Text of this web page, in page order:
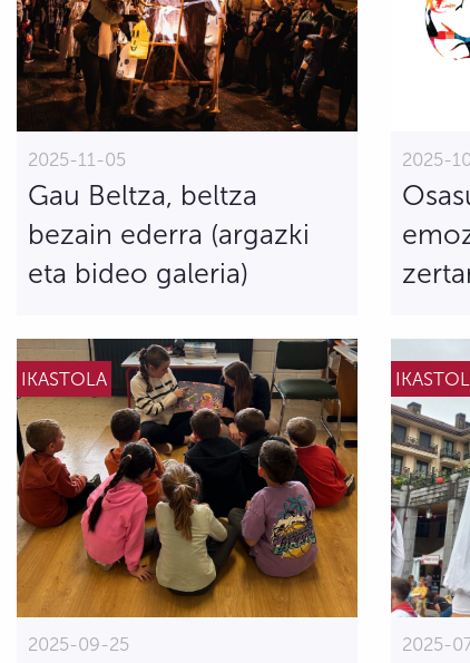
2025-11-05
Gau Beltza, beltza
bezain ederra (argazki
eta bideo galeria)
2025-
IKASTOLA
2025-09-25 2025-